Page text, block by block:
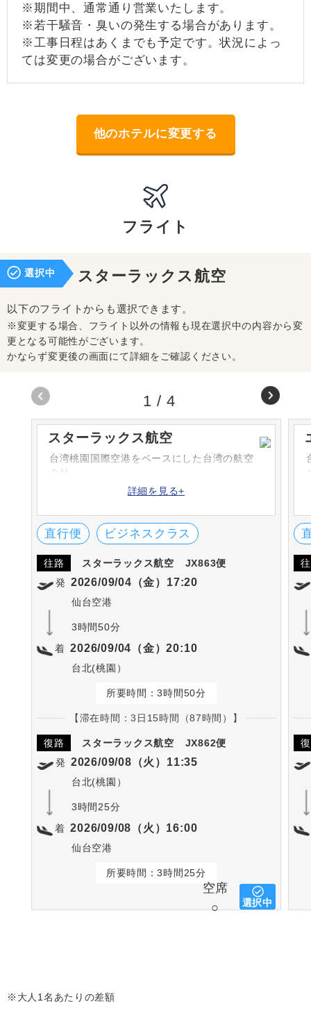
※期間中、通常通り営業いたします。
※若干騒音・臭いの発生する場合があります。
※工事日程はあくまでも予定です。状況によっ
ては変更の場合がございます。
他のホテルに変更する
フライト
選択中 スターラックス航空
以下のフライトからも選択できます。
※変更する場合、フライト以外の情報も現在選択中の内容から変
更となる可能性がございます。
かならず変更後の画面にて詳細をご確認ください。
スターラックス航空
台湾桃園国際空港をベースにした台湾の航空
会社。
詳細を見る+
直行便 ビジネスクラス
往路 スターラックス航空
JX863便
発 2026/09/04（金）17:20
仙台空港
3時間50分
着 2026/09/04（金）20:10
台北(桃園）
所要時間：3時間50分
【滞在時間：3日15時間（87時間）】
復路 スターラックス航空
JX862便
発 2026/09/08（火）11:35
台北(桃園）
3時間25分
着 2026/09/08（火）16:00
仙台空港
所要時間：3時間25分
空席
○
選択中
1 /4
※大人1名あたりの差額